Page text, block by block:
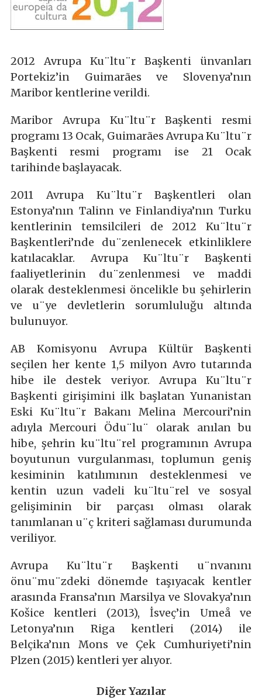
2012 Avrupa Ku¨ltu¨r Başkenti ünvanları
Portekiz’in Guimarães ve Slovenya’nın
Maribor kentlerine verildi.
Maribor Avrupa Ku¨ltu¨r Başkenti resmi
programı 13 Ocak, Guimarães Avrupa Ku¨ltu¨r
Başkenti resmi programı ise 21 Ocak
tarihinde başlayacak.
2011 Avrupa Ku¨ltu¨r Başkentleri olan
Estonya’nın Talinn ve Finlandiya’nın Turku
kentlerinin temsilcileri de 2012 Ku¨ltu¨r
Başkentleri’nde du¨zenlenecek etkinliklere
katılacaklar. Avrupa Ku¨ltu¨r Başkenti
faaliyetlerinin du¨zenlenmesi ve maddi
olarak desteklenmesi öncelikle bu şehirlerin
ve u¨ye devletlerin sorumluluğu altında
bulunuyor.
AB Komisyonu Avrupa Kültür Başkenti
seçilen her kente 1,5 milyon Avro tutarında
hibe ile destek veriyor. Avrupa Ku¨ltu¨r
Başkenti girişimini ilk başlatan Yunanistan
Eski Ku¨ltu¨r Bakanı Melina Mercouri’nin
adıyla Mercouri Ödu¨lu¨ olarak anılan bu
hibe, şehrin ku¨ltu¨rel programının Avrupa
boyutunun vurgulanması, toplumun geniş
kesiminin katılımının desteklenmesi ve
kentin uzun vadeli ku¨ltu¨rel ve sosyal
gelişiminin bir parçası olması olarak
tanımlanan u¨ç kriteri sağlaması durumunda
veriliyor.
Avrupa Ku¨ltu¨r Başkenti u¨nvanını
önu¨mu¨zdeki dönemde taşıyacak kentler
arasında Fransa’nın Marsilya ve Slovakya’nın
Košice kentleri (2013), İsveç’in Umeå ve
Letonya’nın Riga kentleri (2014) ile
Belçika’nın Mons ve Çek Cumhuriyeti’nin
Plzen (2015) kentleri yer alıyor.
Diğer Yazılar